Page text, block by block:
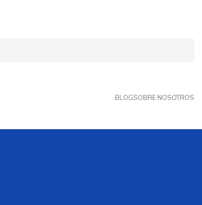
BLOGSOBRE NOSOTROS